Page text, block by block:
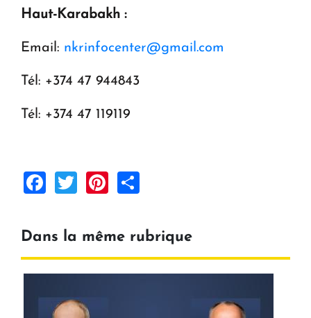
Haut-Karabakh :
Email: nkrinfocenter@gmail.com
Tél: +374 47 944843
Tél: +374 47 119119
Facebook
TwitterPinterest
Dans la même rubrique